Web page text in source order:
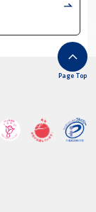
Page Top